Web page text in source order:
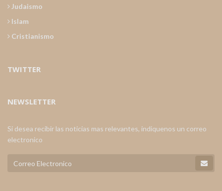
Judaismo
Islam
Cristianismo
TWITTER
NEWSLETTER
Si desea recibir las noticias mas relevantes, indiquenos un correo
electronico